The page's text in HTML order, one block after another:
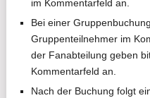
im Kommentarfeld an.
Bei einer
Gruppenteilnehmer im
der Fanabteilung geben
Kommentarfeld an.
Nach der Buchung folgt